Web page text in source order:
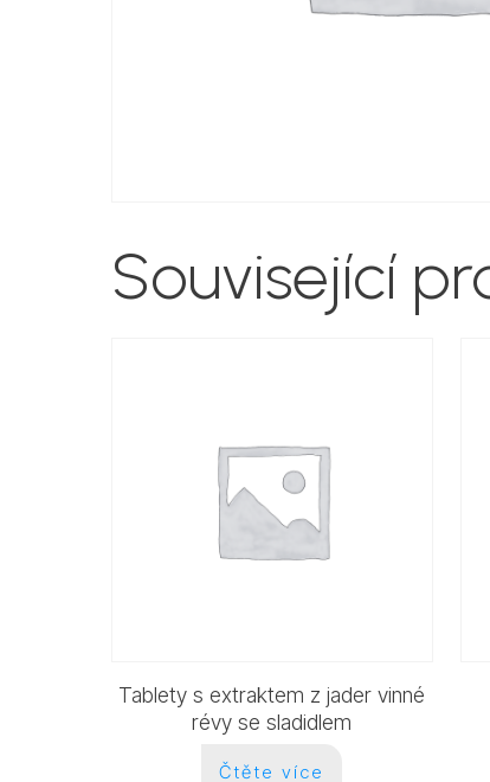
Související
Tablety s extraktem z jader vinné
révy se sladidlem
Čtěte více